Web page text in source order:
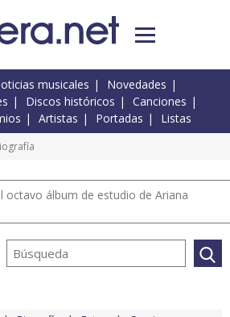
musicales
Novedades
Discos históricos
Canciones
Artistas Portadas Listas
octavo álbum de estudio de Ariana